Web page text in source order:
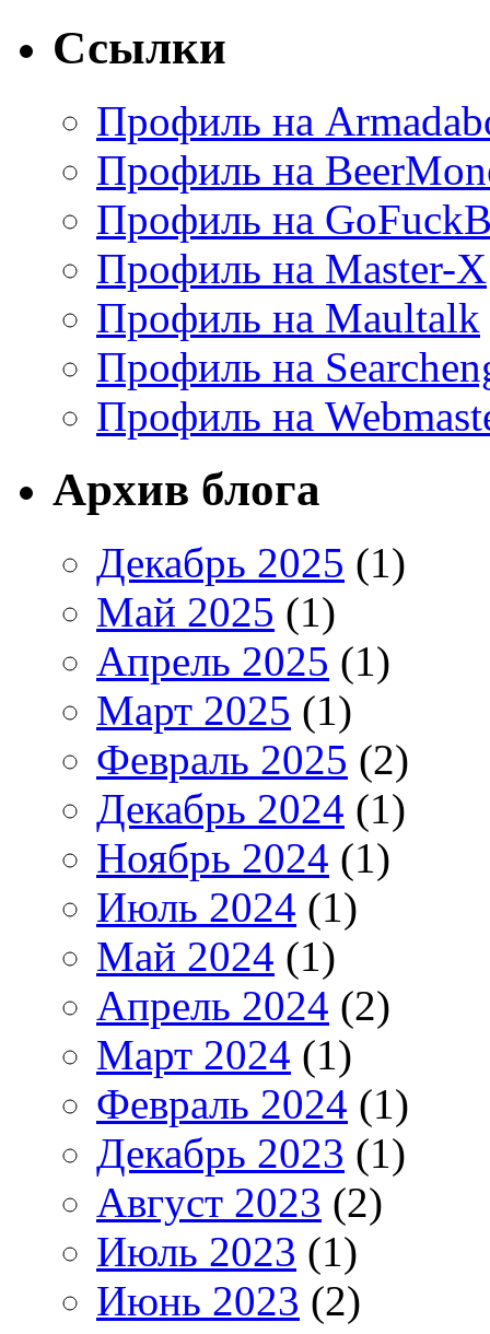
Ссылки
Профиль на
Профиль на
Профиль на
Профиль на Master-X
Профиль на Maultalk
Профиль на
Профиль на
Архив блога
Декабрь 2025 (1)
Май 2025 (1)
Апрель 2025 (1)
Март 2025 (1)
Февраль 2025 (2)
Декабрь 2024 (1)
Ноябрь 2024 (1)
Июль 2024 (1)
Май 2024 (1)
Апрель 2024 (2)
Март 2024 (1)
Февраль 2024 (1)
Декабрь 2023 (1)
Август 2023 (2)
Июль 2023 (1)
Июнь 2023 (2)